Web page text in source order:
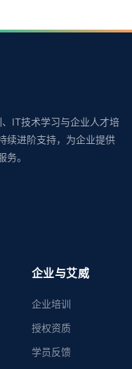
IT技术学习与企业人才培
续进阶支持，为企业提供
。
企业与艾威
企业培训
授权资质
学员反馈